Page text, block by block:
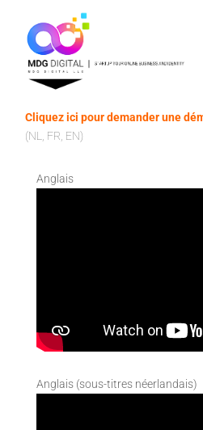
Cliquez ici pour demander une
(NL, FR, EN)
Anglais
Anglais (sous-titres néerlandais)